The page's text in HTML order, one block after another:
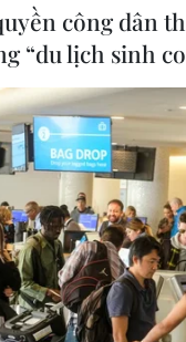
xử lý sau
Cao su
công dân
“du lịch sinh